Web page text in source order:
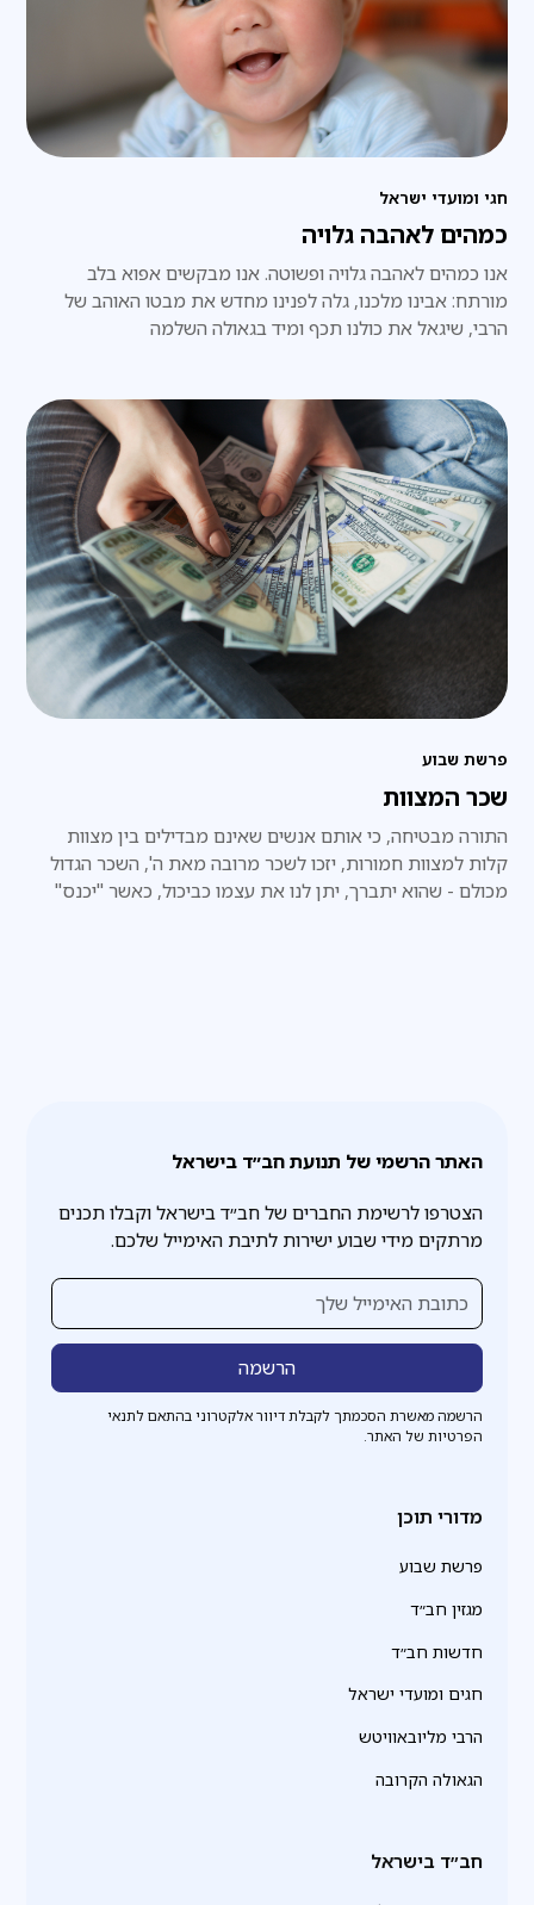
חגי ומועדי ישראל
כמהים לאהבה גלויה
אנו כמהים לאהבה גלויה ופשוטה. אנו מבקשים אפוא בלב
מורתח: אבינו מלכנו, גלה לפנינו מחדש את מבטו האוהב של
הרבי, שיגאל את כולנו תכף ומיד בגאולה השלמה
פרשת שבוע
שכר המצוות
התורה מבטיחה, כי אותם אנשים שאינם מבדילים בין מצוות
קלות למצוות חמורות, יזכו לשכר מרובה מאת ה', השכר הגדול
מכולם - שהוא יתברך, יתן לנו את עצמו כביכול, כאשר "יכנס"
האתר הרשמי של תנועת חב״ד בישראל
הצטרפו לרשימת החברים של חב״ד בישראל וקבלו תכנים
מרתקים מידי שבוע ישירות לתיבת האימייל שלכם.
הרשמה מאשרת הסכמתך לקבלת דיוור אלקטרוני בהתאם לתנאי
הפרטיות של האתר.
מדורי תוכן
פרשת שבוע
מגזין חב״ד
חדשות חב״ד
חגים ומועדי ישראל
הרבי מליובאוויטש
הגאולה הקרובה
חב״ד בישראל